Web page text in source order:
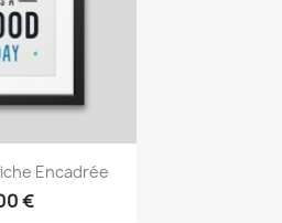
rapide
Encadrée
€